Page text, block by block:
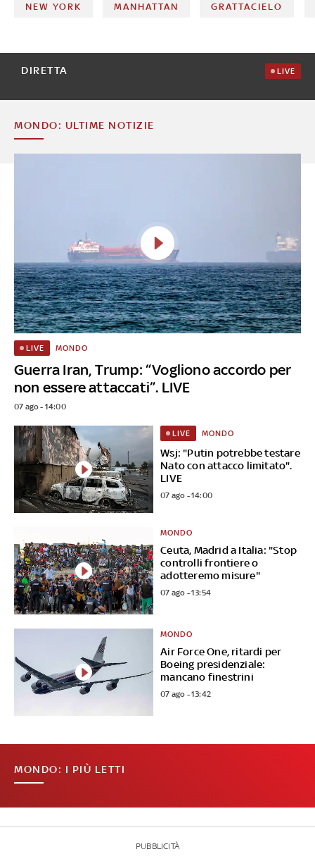
NEW YORK MANHATTAN GRATTACIELO
DIRETTA LIVE
MONDO: ULTIME NOTIZIE
Guerra Iran, Trump: “Vogliono accordo per
non essere attaccati”. LIVE
LIVE MONDO
07 ago - 14:00
Wsj: "Putin potrebbe testare
Nato con attacco limitato".
LIVE
LIVE MONDO
07 ago - 14:00
Ceuta, Madrid a Italia: "Stop
controlli frontiere o
adotteremo misure"
MONDO
07 ago - 13:54
Air Force One, ritardi per
Boeing presidenziale:
mancano finestrini
MONDO
07 ago - 13:42
MONDO: I PIÙ LETTI
PUBBLICITÀ